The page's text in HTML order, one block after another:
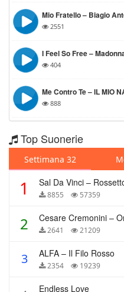
Mio Fratello – Biagio
2551
I Feel So Free –
404
Me Contro Te – IL MIO
888
Top Suonerie
Settimana 32
1 8855 57359
2 2641 21209
3 ALFA – Il Filo Rosso
2354 19239
Endless Love